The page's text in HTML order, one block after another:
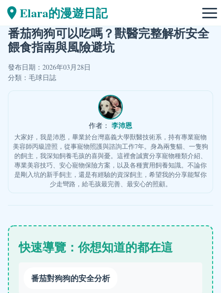
Elara的漫遊日記
番茄狗狗可以吃嗎？獸醫完整解析安全
餵食指南與風險避坑
發布日期：2026年03月28日
分類： 毛球日誌
作者： 李沛恩
大家好，我是沛恩，畢業於台灣嘉義大學獸醫技術系，持有專業寵物
美容師丙級證照，從事寵物照護與諮詢工作7年。身為兩隻貓、一隻狗
的飼主，我深知飼養毛孩的喜與憂。這裡會誠實分享寵物種類介紹、
專業美容技巧、安心寵物保險方案，以及各種實用飼養知識。不論你
是剛入坑的新手飼主，還是有經驗的資深飼主，希望我的分享能幫你
少走彎路，給毛孩最完善、最安心的照顧。
快速導覽：你想知道的都在這
番茄對狗狗的安全分析